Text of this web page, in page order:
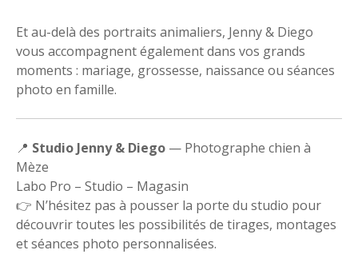
Et au-delà des portraits animaliers, Jenny & Diego
vous accompagnent également dans vos grands
moments : mariage, grossesse, naissance ou séances
photo en famille.
📍 Studio Jenny & Diego — Photographe chien à
Mèze
Labo Pro – Studio – Magasin
👉 N’hésitez pas à pousser la porte du studio pour
découvrir toutes les possibilités de tirages, montages
et séances photo personnalisées.